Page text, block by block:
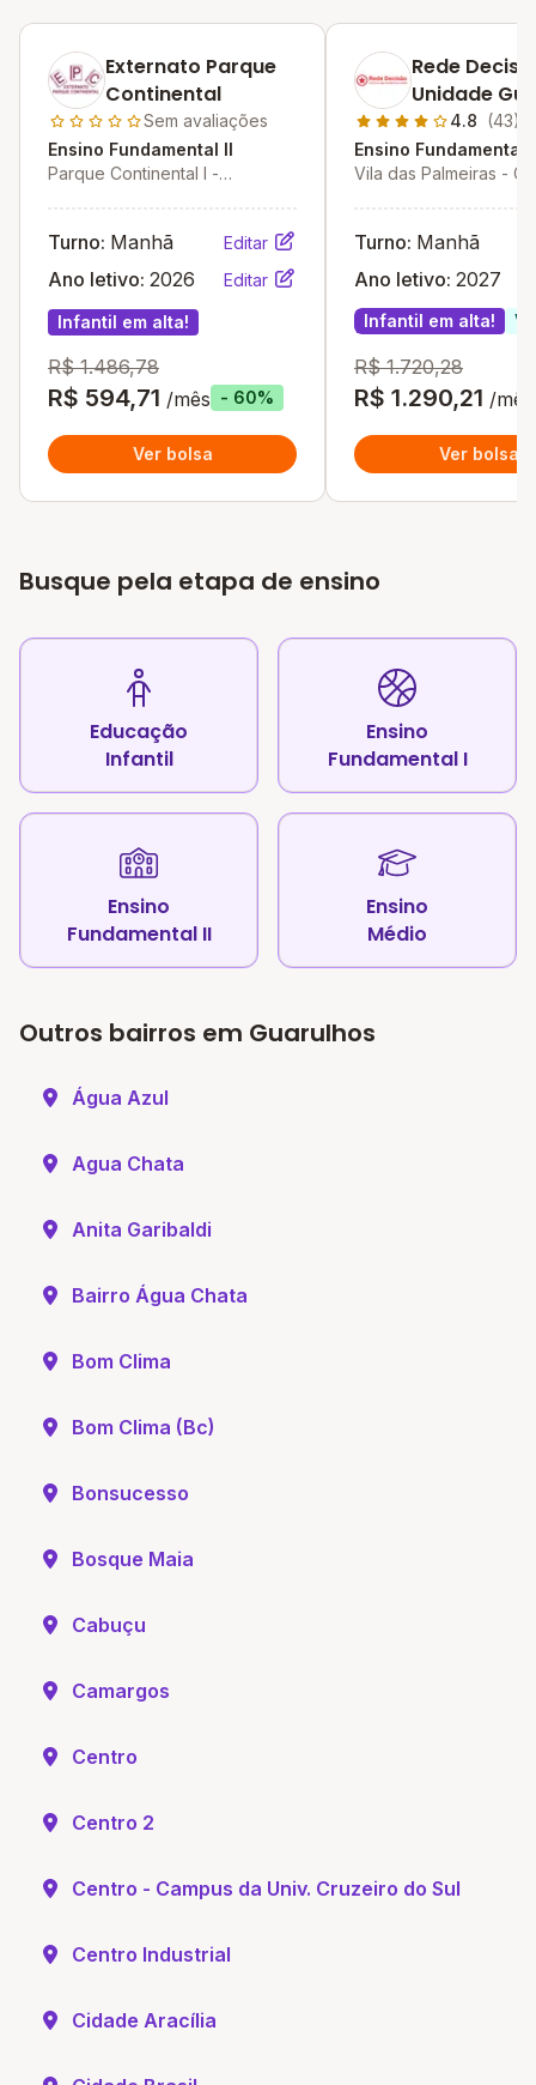
Externato Parque
Continental
Sem avaliações
Ensino Fundamental II
Parque Continental I -
Turno: Manhã Editar
Ano letivo: 2026 Editar
Infantil em alta!
R$ 1.486,78
R$ 594,71 /mês - 60%
Ver bolsa
Rede
Unidade
4.8 (43)
Ensino Fundamental
Vila das Palmeiras -
Turno: Manhã
Ano letivo: 2027
Infantil em alta!
R$ 1.720,28
R$ 1.290,21 /mês
Ver bolsa
Busque pela etapa de ensino
Educação
Infantil
Ensino
Fundamental I
Ensino
Fundamental II
Ensino
Médio
Outros bairros em Guarulhos
Água Azul
Agua Chata
Anita Garibaldi
Bairro Água Chata
Bom Clima
Bom Clima (Bc)
Bonsucesso
Bosque Maia
Cabuçu
Camargos
Centro
Centro 2
Centro - Campus da Univ. Cruzeiro do Sul
Centro Industrial
Cidade Aracília